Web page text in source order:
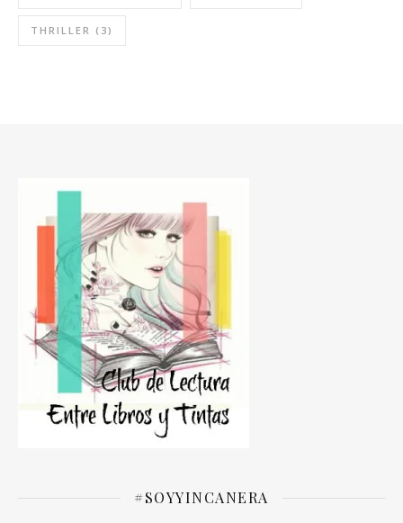
THRILLER (3)
#SOYYINCANERA